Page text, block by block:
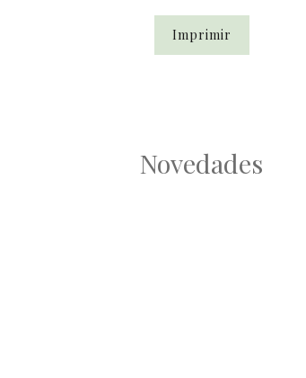
Imprimir
Novedades